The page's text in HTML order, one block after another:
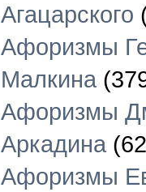
Агацарского
Афоризмы
Малкина
Афоризмы
Аркадина
Афоризмы